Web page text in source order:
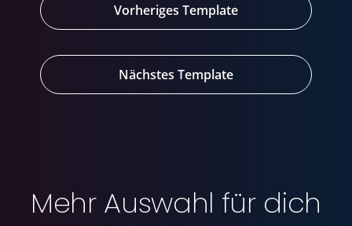
Vorheriges Template
Nächstes Template
Mehr Auswahl für dich